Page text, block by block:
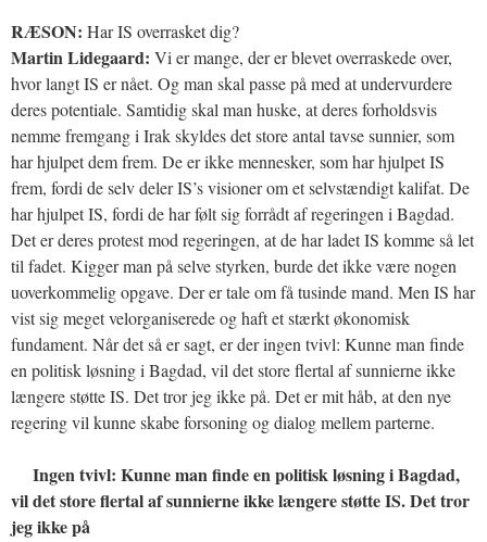
RÆSON: Har IS overrasket dig?
Martin Lidegaard: Vi er mange, der er blevet overraskede over,
hvor langt IS er nået. Og man skal passe på med at undervurdere
deres potentiale. Samtidig skal man huske, at deres forholdsvis
nemme fremgang i Irak skyldes det store antal tavse sunnier, som
har hjulpet dem frem. De er ikke mennesker, som har hjulpet IS
frem, fordi de selv deler IS’s visioner om et selvstændigt kalifat. De
har hjulpet IS, fordi de har følt sig forrådt af regeringen i Bagdad.
Det er deres protest mod regeringen, at de har ladet IS komme så let
til fadet. Kigger man på selve styrken, burde det ikke være nogen
uoverkommelig opgave. Der er tale om få tusinde mand. Men IS har
vist sig meget velorganiserede og haft et stærkt økonomisk
fundament. Når det så er sagt, er der ingen tvivl: Kunne man finde
en politisk løsning i Bagdad, vil det store flertal af sunnierne ikke
længere støtte IS. Det tror jeg ikke på. Det er mit håb, at den nye
regering vil kunne skabe forsoning og dialog mellem parterne.
Ingen tvivl: Kunne man finde en politisk løsning i Bagdad,
vil det store flertal af sunnierne ikke længere støtte IS. Det tror
jeg ikke på